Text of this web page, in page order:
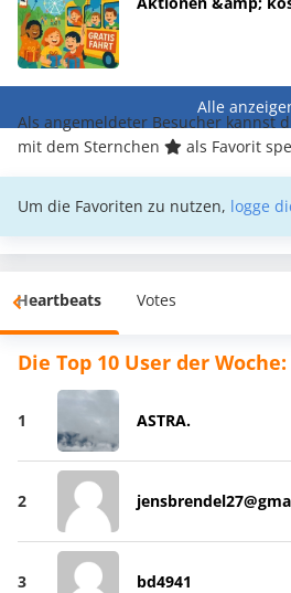
Alle
Als angemeldeter Besucher kannst
mit dem Sternchen
als Favorit
Um die Favoriten zu nutzen, logge
Heartbeats Votes
Die Top 10 User der Woche:
1 ASTRA.
2
3 bd4941